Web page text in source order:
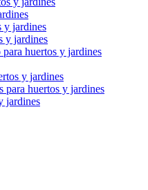
y jardines
y jardines
huertos y jardines
y jardines
para huertos y jardines
jardines